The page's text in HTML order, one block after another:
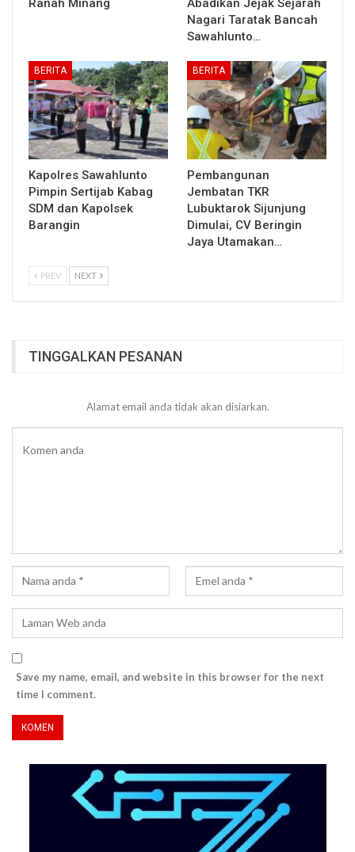
Ranah Minang
Abadikan Jejak Sejarah
Nagari Taratak Bancah
Sawahlunto…
BERITA
Kapolres Sawahlunto
Pimpin Sertijab Kabag
SDM dan Kapolsek
Barangin
BERITA
Pembangunan
Jembatan TKR
Lubuktarok Sijunjung
Dimulai, CV Beringin
Jaya Utamakan…
PREV NEXT
TINGGALKAN PESANAN
Alamat email anda tidak akan disiarkan.
Save my name, email, and website in this browser for the next
time I comment.